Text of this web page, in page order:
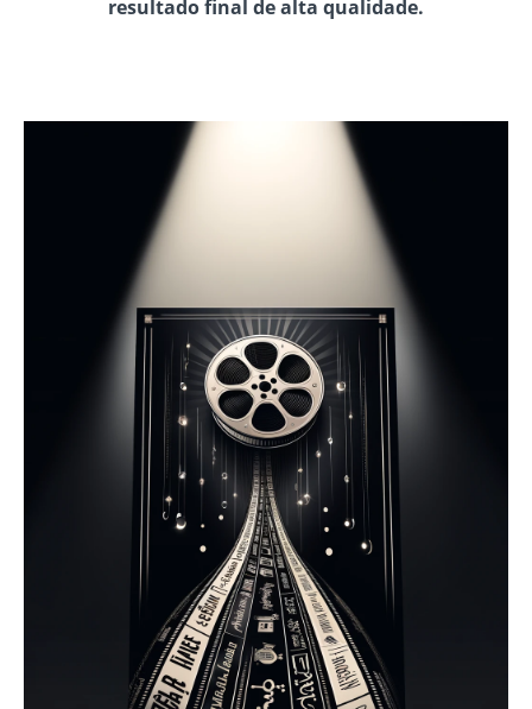
resultado final de alta qualidade.